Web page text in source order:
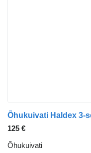
125 €
Õhukuivati